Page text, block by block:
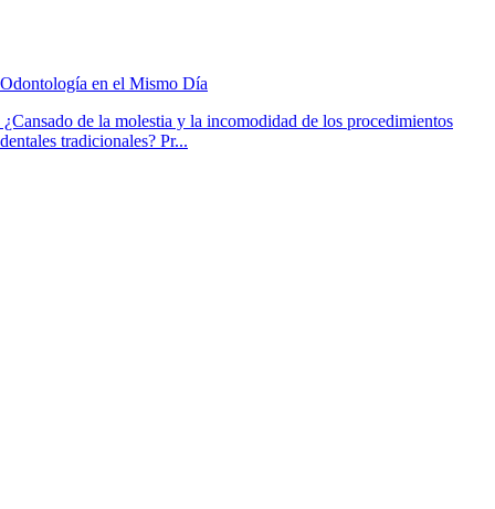
Odontología en el Mismo Día
¿Cansado de la molestia y la incomodidad de los procedimientos
dentales tradicionales? Pr...